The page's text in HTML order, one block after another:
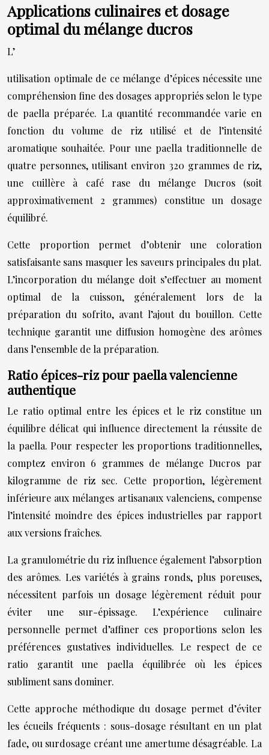
Applications culinaires et dosage
optimal du mélange ducros
L’
utilisation optimale de ce mélange d’épices nécessite une
compréhension fine des dosages appropriés selon le type
de paella préparée. La quantité recommandée varie en
fonction du volume de riz utilisé et de l’intensité
aromatique souhaitée. Pour une paella traditionnelle de
quatre personnes, utilisant environ 320 grammes de riz,
une cuillère à café rase du mélange Ducros (soit
approximativement 2 grammes) constitue un dosage
équilibré.
Cette proportion permet d’obtenir une coloration
satisfaisante sans masquer les saveurs principales du plat.
L’incorporation du mélange doit s’effectuer au moment
optimal de la cuisson, généralement lors de la
préparation du sofrito, avant l’ajout du bouillon. Cette
technique garantit une diffusion homogène des arômes
dans l’ensemble de la préparation.
Ratio épices-riz pour paella valencienne
authentique
Le ratio optimal entre les épices et le riz constitue un
équilibre délicat qui influence directement la réussite de
la paella. Pour respecter les proportions traditionnelles,
comptez environ 6 grammes de mélange Ducros par
kilogramme de riz sec. Cette proportion, légèrement
inférieure aux mélanges artisanaux valenciens, compense
l’intensité moindre des épices industrielles par rapport
aux versions fraîches.
La granulométrie du riz influence également l’absorption
des arômes. Les variétés à grains ronds, plus poreuses,
nécessitent parfois un dosage légèrement réduit pour
éviter une sur-épissage. L’expérience culinaire
personnelle permet d’affiner ces proportions selon les
préférences gustatives individuelles. Le respect de ce
ratio garantit une paella équilibrée où les épices
subliment sans dominer.
Cette approche méthodique du dosage permet d’éviter
les écueils fréquents : sous-dosage résultant en un plat
fade, ou surdosage créant une amertume désagréable. La